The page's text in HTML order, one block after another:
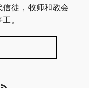
徒，牧师和教会
。